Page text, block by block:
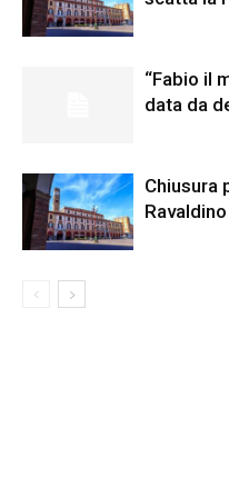
“Fabio il
data da
Chiusura